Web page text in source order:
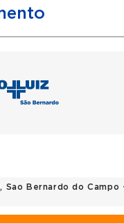
Sao Bernardo do Campo